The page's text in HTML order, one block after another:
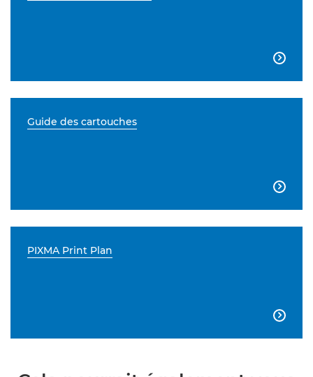

Guide des cartouches

PIXMA Print Plan
